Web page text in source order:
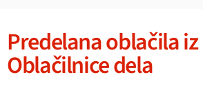
Predelana oblačila iz
Oblačilnice dela